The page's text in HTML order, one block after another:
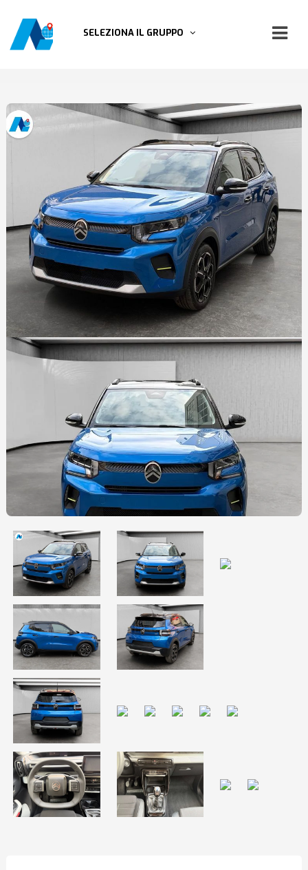
SELEZIONA IL GRUPPO